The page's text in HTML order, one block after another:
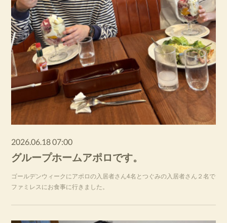
2026.06.18 07:00
グループホームアポロです。
ゴールデンウィークにアポロの入居者さん4名とつぐみの入居者さん２名で
ファミレスにお食事に行きました。